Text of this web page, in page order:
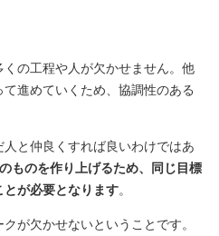
の工程や人が欠かせません。他
進めていくため、協調性のある
と仲良くすれば良いわけではあ
ものを作り上げるため、同じ目標
とが必要となります。
が欠かせないということです。